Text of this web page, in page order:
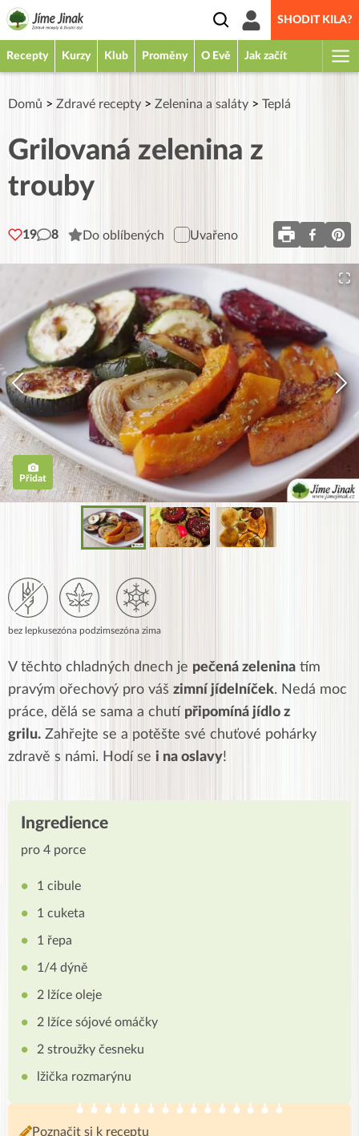
SHODIT KILA?
Recepty Kurzy Klub Proměny O Evě Jak začít
Domů > Zdravé recepty > Zelenina a saláty > Teplá
Grilovaná zelenina z
trouby
19 8 Do oblíbených Uvařeno
Přidat
bez lepkusezóna podzimsezóna zima
V těchto chladných dnech je pečená zelenina tím
pravým ořechový pro váš zimní jídelníček. Nedá moc
práce, dělá se sama a chutí připomíná jídlo z
grilu. Zahřejte se a potěšte své chuťové pohárky
zdravě s námi. Hodí se i na oslavy!
Ingredience
pro 4 porce
1 cibule
1 cuketa
1 řepa
1/4 dýně
2 lžíce oleje
2 lžíce sójové omáčky
2 stroužky česneku
lžička rozmarýnu
Poznačit si k receptu